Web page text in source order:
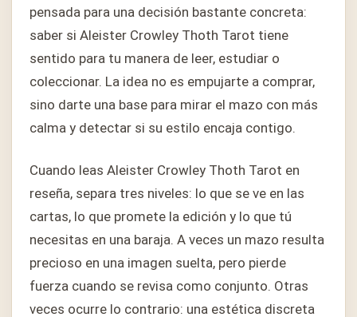
pensada para una decisión bastante concreta:
saber si Aleister Crowley Thoth Tarot tiene
sentido para tu manera de leer, estudiar o
coleccionar. La idea no es empujarte a comprar,
sino darte una base para mirar el mazo con más
calma y detectar si su estilo encaja contigo.
Cuando leas Aleister Crowley Thoth Tarot en
reseña, separa tres niveles: lo que se ve en las
cartas, lo que promete la edición y lo que tú
necesitas en una baraja. A veces un mazo resulta
precioso en una imagen suelta, pero pierde
fuerza cuando se revisa como conjunto. Otras
veces ocurre lo contrario: una estética discreta